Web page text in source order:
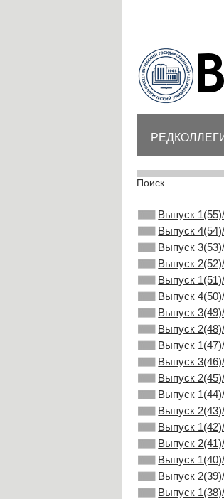
Поиск
Выпуск
Выпуск
Выпуск
Выпуск
Выпуск
Выпуск
Выпуск
Выпуск
Выпуск
Выпуск
Выпуск
Выпуск
Выпуск
Выпуск
Выпуск
Выпуск
Выпуск
Выпуск